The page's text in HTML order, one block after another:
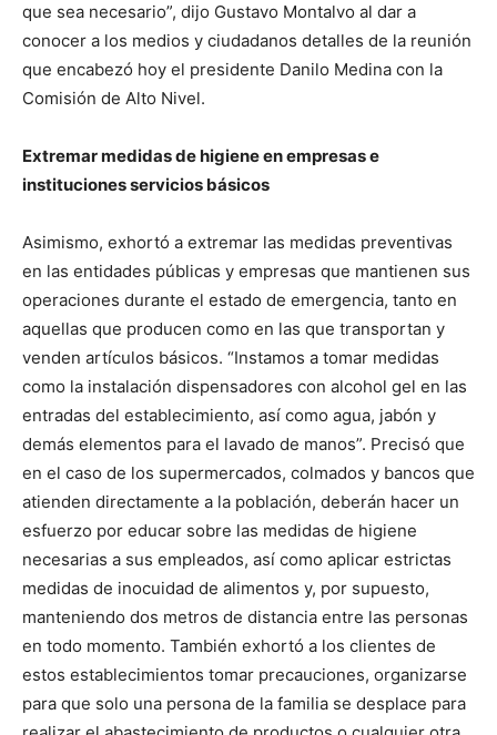
que sea necesario”, dijo Gustavo Montalvo al dar a
conocer a los medios y ciudadanos detalles de la reunión
que encabezó hoy el presidente Danilo Medina con la
Comisión de Alto Nivel.
Extremar medidas de higiene en empresas e
instituciones servicios básicos
Asimismo, exhortó a extremar las medidas preventivas
en las entidades públicas y empresas que mantienen sus
operaciones durante el estado de emergencia, tanto en
aquellas que producen como en las que transportan y
venden artículos básicos. “Instamos a tomar medidas
como la instalación dispensadores con alcohol gel en las
entradas del establecimiento, así como agua, jabón y
demás elementos para el lavado de manos”. Precisó que
en el caso de los supermercados, colmados y bancos que
atienden directamente a la población, deberán hacer un
esfuerzo por educar sobre las medidas de higiene
necesarias a sus empleados, así como aplicar estrictas
medidas de inocuidad de alimentos y, por supuesto,
manteniendo dos metros de distancia entre las personas
en todo momento. También exhortó a los clientes de
estos establecimientos tomar precauciones, organizarse
para que solo una persona de la familia se desplace para